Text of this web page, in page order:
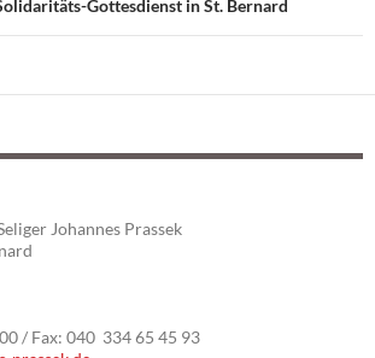
Gottesdienst in St. Bernard
Johannes Prassek
/ Fax: 040 334 65 45 93